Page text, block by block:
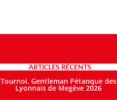
ARTICLES RÉCENTS
Tournoi. Gentleman Pétanque des
Lyonnais de Megève 2026